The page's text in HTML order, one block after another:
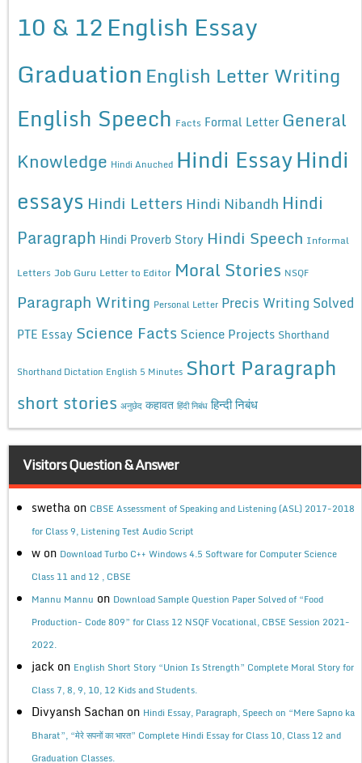
10 & 12English Essay
Graduation English Letter Writing
English Speech Facts Formal Letter General
Knowledge Hindi Anuched Hindi EssayHindi
essays Hindi Letters Hindi Nibandh Hindi
Paragraph Hindi Proverb Story Hindi Speech Informal
Letters Job Guru Letter to Editor Moral Stories NSQF
Paragraph Writing Personal Letter Precis Writing Solved
PTE Essay Science Facts Science Projects Shorthand
Shorthand Dictation English 5 Minutes Short Paragraph
short stories अनुछेद कहावत हिंदी निबंध हिन्दी निबंध
Visitors Question & Answer
swetha on CBSE Assessment of Speaking and Listening (ASL) 2017-2018
for Class 9, Listening Test Audio Script
w on Download Turbo C++ Windows 4.5 Software for Computer Science
Class 11 and 12 , CBSE
Mannu Mannu on Download Sample Question Paper Solved of “Food
Production- Code 809” for Class 12 NSQF Vocational, CBSE Session 2021-
2022.
jack on English Short Story “Union Is Strength” Complete Moral Story for
Class 7, 8, 9, 10, 12 Kids and Students.
Divyansh Sachan on Hindi Essay, Paragraph, Speech on “Mere Sapno ka
Bharat”, “मेरे सपनों का भारत” Complete Hindi Essay for Class 10, Class 12 and
Graduation Classes.